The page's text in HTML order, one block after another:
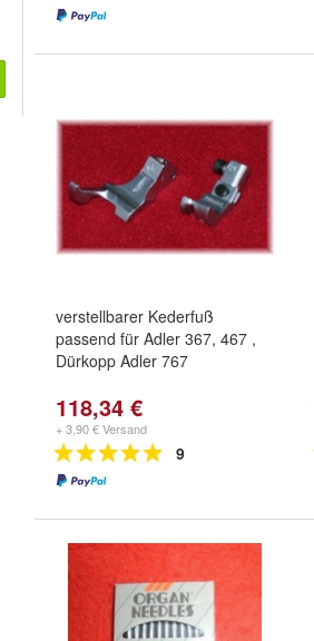
verstellbarer Kederfuß
passend für Adler 367, 467 ,
Dürkopp Adler 767
118,34 €
+ 3,90 € Versand
9